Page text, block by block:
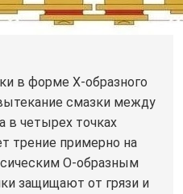
в форме Х-образного
смазки между
в четырех точках
трение примерно на
О-образным
защищают от грязи и